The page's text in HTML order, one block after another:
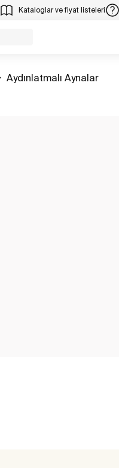
Kataloglar ve fiyat listeleri
Tüm
Aydınlatmalı Aynalar